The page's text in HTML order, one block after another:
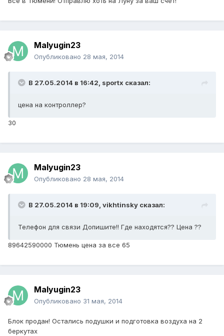
Malyugin23
Опубликовано 28 мая, 2014
В 27.05.2014 в 16:42, sportx сказал:
цена на контроллер?
30
Malyugin23
Опубликовано 28 мая, 2014
В 27.05.2014 в 19:09, vikhtinsky сказал:
Телефон для связи Допишите!! Где находятся?? Цена ??
89642590000 Тюмень цена за все 65
Malyugin23
Опубликовано 31 мая, 2014
Блок продан! Остались подушки и подготовка воздуха на 2
беркутах